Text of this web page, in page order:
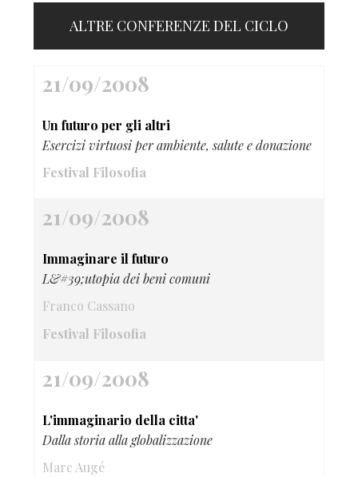
ALTRE CONFERENZE DEL CICLO
21/09/2008
Un futuro per gli altri
Esercizi virtuosi per ambiente, salute e donazione
Festival Filosofia
21/09/2008
Immaginare il futuro
L&#39;utopia dei beni comuni
Franco Cassano
Festival Filosofia
21/09/2008
L'immaginario della citta'
Dalla storia alla globalizzazione
Marc Augé